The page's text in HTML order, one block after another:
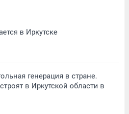
в Иркутске
генерация в стране.
в Иркутской области в